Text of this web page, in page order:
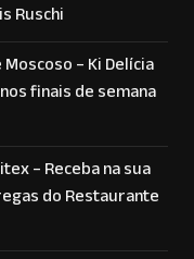
Ruschi
– Ki Delícia
finais de semana
– Receba na sua
do Restaurante